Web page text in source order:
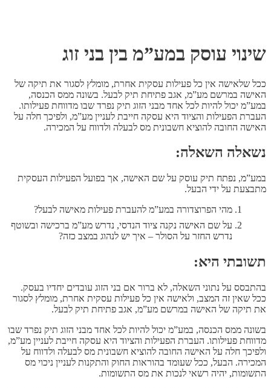
שינוי עוסק במע”מ בין בני זוג
ככל שלאישה אין כל פעילות עסקית אחרת, מומלץ לסגור את תיקה של
האישה במרשם מע”מ, אגב פתיחת תיק לבעל. בשונה ממס הכנסה,
במע”מ יכול להיות לכל אחד מבני הזוג תיק נפרד שבו מדווחת פעילותו.
העברת הפעילות והציוד היא עסקה חייבת לעניין מע”מ, ולפיכך חלה על
האישה החובה להוציא חשבונית מס לבעלה ולדווח על המכירה.
נשאלה השאלה:
במע”מ, נפתח תיק עוסק על שם האישה, אך בפועל הפעילות העסקית
מתבצעת על ידי הבעל.
מהי הפרוצדורה במע”מ להעברת פעילות מאישה לבעל?
על שם האישה נקנה ציוד הנדסי, נדרש מע”מ ברכישה ובשוטף
נדרש החזר על הסולר – איך יש לנהוג במצב כזה?
תשובתי היא:
בהתבסס על נתוני השאלה, לא ברור אם בני הזוג עובדים יחדיו בעסק.
ככל שאין זה המצב, ולאישה אין כל פעילות עסקית אחרת, מומלץ לסגור
את תיקה של האישה במרשם מע”מ, אגב פתיחת תיק לבעל.
בשונה ממס הכנסה, במע”מ יכול להיות לכל אחד מבני הזוג תיק נפרד שבו
מדווחת פעילותו. העברת הפעילות והציוד היא עסקה חייבת לעניין מע”מ,
ולפיכך חלה על האישה החובה להוציא חשבונית מס לבעלה ולדווח על
המכירה. הבעל, ככל שעומד בהוראות החוק והתקנות לעניין ניכוי מס
התשומות, יהיה רשאי לנכות את מס התשומות.